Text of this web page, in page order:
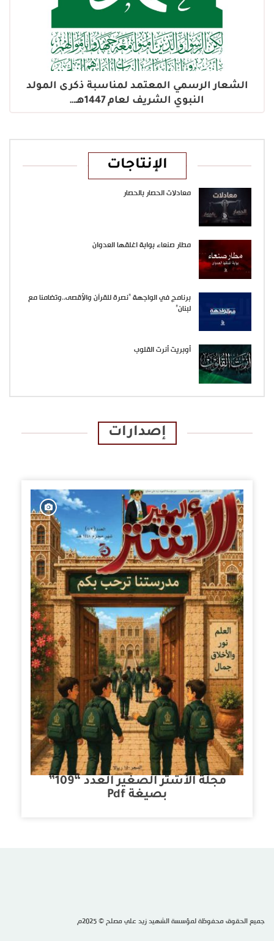
الشعار الرسمي المعتمد لمناسبة ذكرى المولد
النبوي الشريف لعام 1447هـ…
الإنتاجات
معادلات الحصار بالحصار
مطار صنعاء بوابة اغلقها العدوان
برنامج في الواجهة “نصرة للقرآن والأقصى..وتضامنا مع
لبنان”
أوبريت أنرت القلوب
إصدارات
مجلة الأشتر الصغير العدد “109”
بصيغة Pdf
جميع الحقوق محفوظة لمؤسسة الشهيد زيد علي مصلح © 2025م